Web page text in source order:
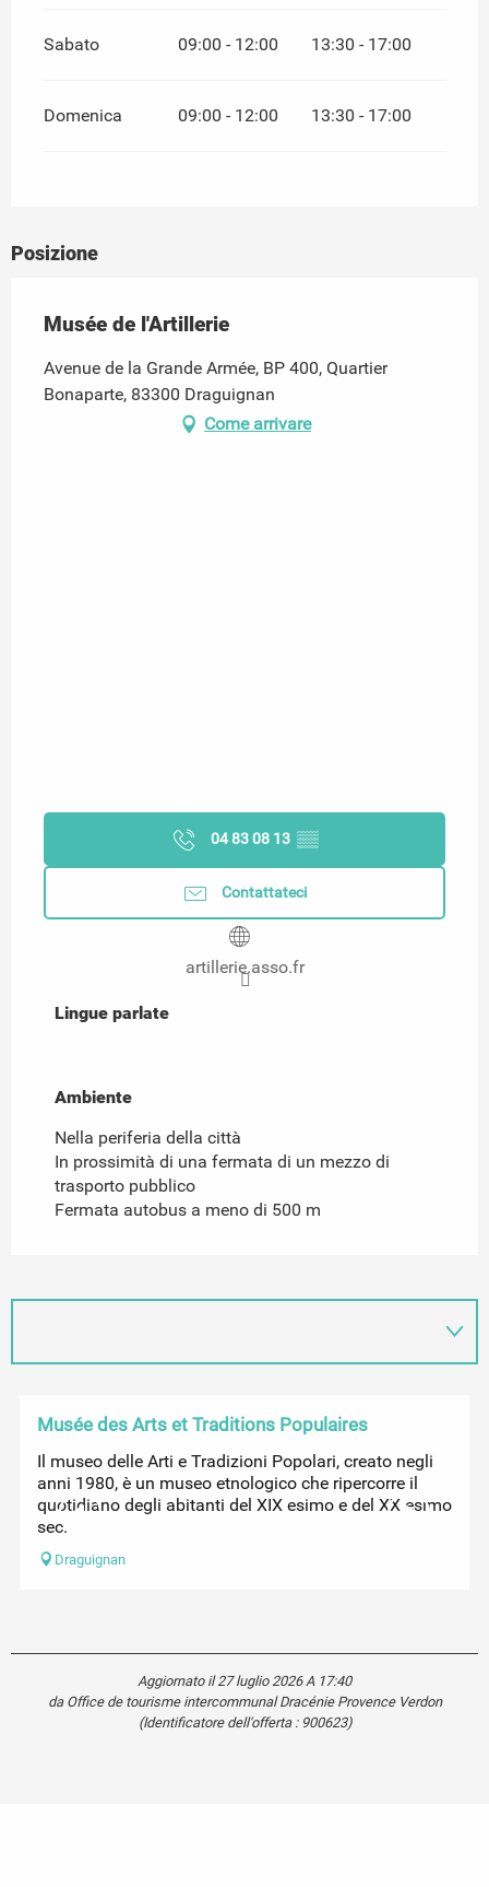
Sabato 09:00 - 12:00 13:30 - 17:00
Domenica 09:00 - 12:00 13:30 - 17:00
Posizione
Musée de l'Artillerie
Avenue de la Grande Armée, BP 400, Quartier
Bonaparte, 83300 Draguignan
Come arrivare
04 83 08 13 ▒▒
Contattateci
artillerie.asso.fr
Lingue parlate
Lingue parlate
Ambiente
Ambiente
Nella periferia della città
In prossimità di una fermata di un mezzo di
trasporto pubblico
Fermata autobus a meno di 500 m
Musée des Arts et Traditions Populaires
Il museo delle Arti e Tradizioni Popolari, creato negli
anni 1980, è un museo etnologico che ripercorre il
quotidiano degli abitanti del XIX esimo e del XX esimo
sec.
Draguignan
Aggiornato il 27 luglio 2026 A 17:40
da Office de tourisme intercommunal Dracénie Provence Verdon
(Identificatore dell'offerta : 900623)